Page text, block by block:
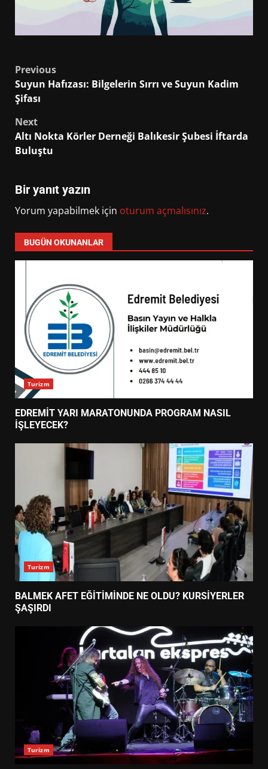
Post
navigation
Previous
Suyun Hafızası: Bilgelerin Sırrı ve Suyun Kadim
Şifası
Next
Altı Nokta Körler Derneği Balıkesir Şubesi İftarda
Buluştu
Bir yanıt yazın
Yorum yapabilmek için oturum açmalısınız.
BUGÜN OKUNANLAR
Turizm
EDREMİT YARI MARATONUNDA PROGRAM NASIL
İŞLEYECEK?
Turizm
BALMEK AFET EĞİTİMİNDE NE OLDU? KURSİYERLER
ŞAŞIRDI
Turizm